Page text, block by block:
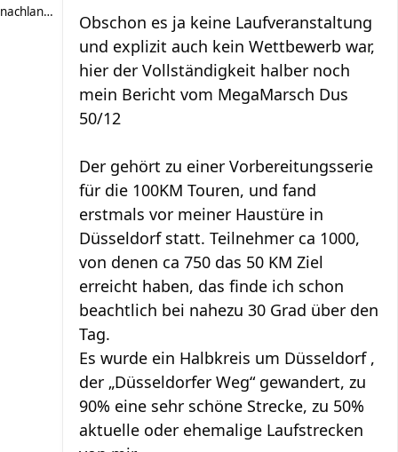
nachlangerpause
Obschon es ja keine Laufveranstaltung
und explizit auch kein Wettbewerb war,
hier der Vollständigkeit halber noch
mein Bericht vom MegaMarsch Dus
50/12
Der gehört zu einer Vorbereitungsserie
für die 100KM Touren, und fand
erstmals vor meiner Haustüre in
Düsseldorf statt. Teilnehmer ca 1000,
von denen ca 750 das 50 KM Ziel
erreicht haben, das finde ich schon
beachtlich bei nahezu 30 Grad über den
Tag.
Es wurde ein Halbkreis um Düsseldorf ,
der „Düsseldorfer Weg“ gewandert, zu
90% eine sehr schöne Strecke, zu 50%
aktuelle oder ehemalige Laufstrecken